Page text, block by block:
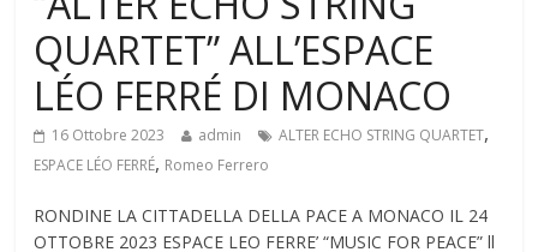
QUARTET” ALL’ESPACE
LÉO FERRÉ DI MONACO
16 Ottobre 2023 admin ALTER ECHO STRING QUARTET,
ESPACE LÉO FERRÉ, Romeo Ferrero
RONDINE LA CITTADELLA DELLA PACE A MONACO IL 24
OTTOBRE 2023 ESPACE LEO FERRE’ “MUSIC FOR PEACE” ll